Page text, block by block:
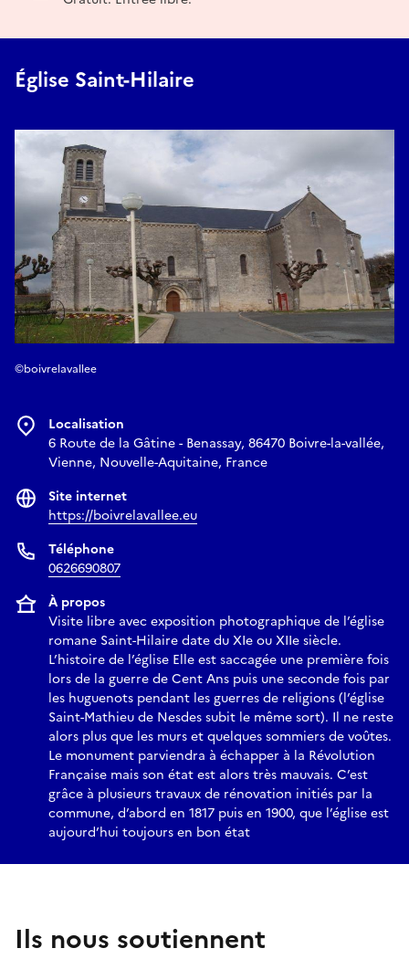
de l’abbaye.
notamment celles de la Vierge, de saint Joseph, de saint
inscrites au titre des monuments historiques.
Façade, autel, nef et détails sculptés complètent cette
découverte d’un édifice chargé d’histoire, à ne pas manquer
lors d’un passage à Benassay.
https://parvis.poitierscatholique.fr/ste-clotilde/Benassay.pdf
Église Saint-Hilaire
©boivrelavallee
Localisation
6 Route de la Gâtine - Benassay, 86470 Boivre-la-vallée,
Vienne, Nouvelle-Aquitaine, France
Site internet
https://boivrelavallee.eu
Téléphone
0626690807
À propos
Visite libre avec exposition photographique de l’église
romane Saint-Hilaire date du XIe ou XIIe siècle.
L’histoire de l’église Elle est saccagée une première fois
lors de la guerre de Cent Ans puis une seconde fois par
les huguenots pendant les guerres de religions (l’église
Saint-Mathieu de Nesdes subit le même sort). Il ne reste
alors plus que les murs et quelques sommiers de voûtes.
Le monument parviendra à échapper à la Révolution
Française mais son état est alors très mauvais. C’est
grâce à plusieurs travaux de rénovation initiés par la
commune, d’abord en 1817 puis en 1900, que l’église est
aujourd’hui toujours en bon état
Ils nous soutiennent